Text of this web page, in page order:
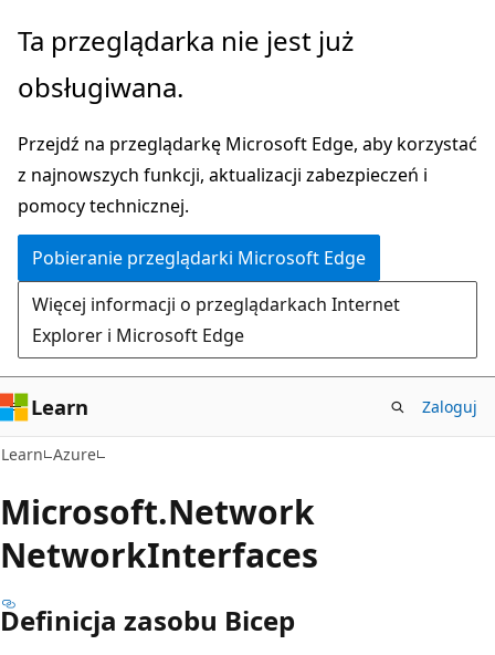
Przejdź
głównej
Ta przeglądarka nie jest już
obsługiwana.
Przejdź na przeglądarkę Microsoft Edge, aby korzystać
z najnowszych funkcji, aktualizacji zabezpieczeń i
pomocy technicznej.
Pobieranie przeglądarki Microsoft Edge
Więcej informacji o przeglądarkach Internet
Explorer i Microsoft Edge
Learn Zaloguj
Learn Azure
Microsoft.Network
NetworkInterfaces
Definicja zasobu Bicep